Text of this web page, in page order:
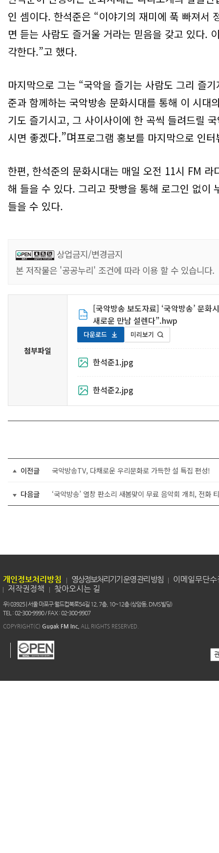
인 셈이다.한석준은 “이야기의 재미에 푹 빠져서
면 듣는 사람도 즐거울 거라는 믿음을 갖고 있다.
각한다.”고 했다.
마지막으로 그는 “국악을 즐기는 사람도 그리 즐
준과 함께하는 국악방송 문화시대를 통해 이 시대
기도 즐기시고, 그 사이사이에 한 곡씩 들려드릴
시면 좋겠다.”며프로그램 홍보를 마지막으로 인
한편,한석준의 문화시대는 매일 오전 11시 FM 라
해 들을 수 있다. 그리고 팟빵을 통해 로그인 없이
들을 수 있다.
상업금지/변경금지
본 저작물은 '공공누리' 조건에 따라 이용 할 수 있습니다.
첨부파일
[국악방송 보도자료] ‘국악방송’ 문화
새로운 만남 설렌다”.hwp
다운로드 미리보기
한석준1.jpg
한석준2.jpg
이전글 국악방송TV, 다채로운 우리문화로 가득한 설 특집 편성!
다음글 ‘국악방송’ 열창 판소리 새봄맞이 무료 음악회 개최, 전화
개인정보처리방침 영상정보처리기기 운영 관리 방침
이메일무단
저작권정책
찾아오시는 길
우) 03925 | 서울 마포구 월드컵북로54길 12, 7층, 10~12층 (상암동, DMS빌딩)
TEL : 02-300-9990 / FAX : 02-300-9907
COPYRIGHT(C) Gugak FM Inc. ALL RIGHTS RESERVED.